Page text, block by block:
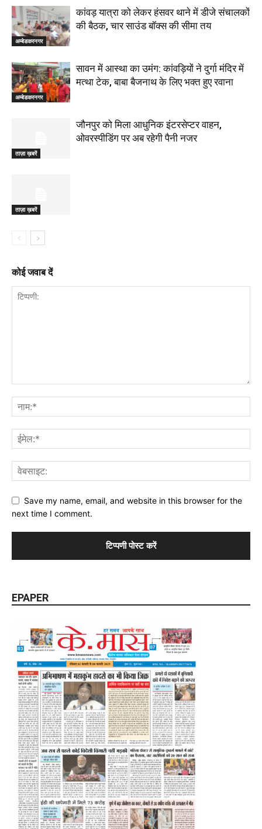
अम्बेडकरनगर
कांवड़ यात्रा को लेकर हंसवर थाने में डीजे संचालकों
की बैठक, चार साउंड बॉक्स की सीमा तय
अम्बेडकरनगर
सावन में आस्था का उमंग: कांवड़ियों ने दुर्गा मंदिर में
मत्था टेक, बाबा बैजनाथ के लिए भक्त हुए रवाना
ताज़ा ख़बरें
जौनपुर को मिला आधुनिक इंटरसेप्टर वाहन,
ओवरस्पीडिंग पर अब रहेगी पैनी नजर
ताज़ा ख़बरें
कोई जवाब दें
Save my name, email, and website in this browser for the
next time I comment.
EPAPER